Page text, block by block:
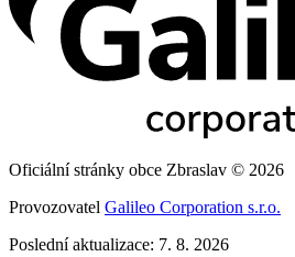
Oficiální stránky obce Zbraslav © 2026
Provozovatel Galileo Corporation s.r.o.
Poslední aktualizace: 7. 8. 2026